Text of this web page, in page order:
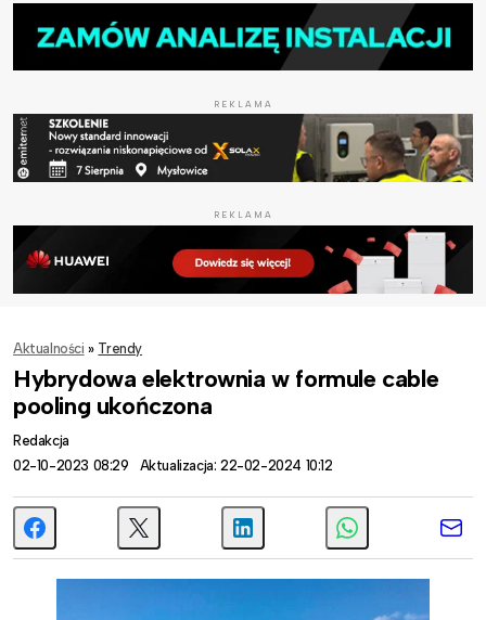
REKLAMA
REKLAMA
Aktualności » Trendy
Hybrydowa elektrownia w formule cable
pooling ukończona
Redakcja
02-10-2023 08:29
Aktualizacja: 22-02-2024 10:12